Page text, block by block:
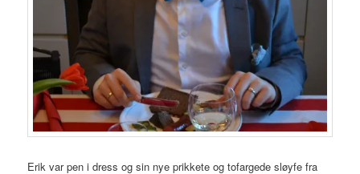
Erik var pen i dress og sin nye prikkete og tofargede sløyfe fra